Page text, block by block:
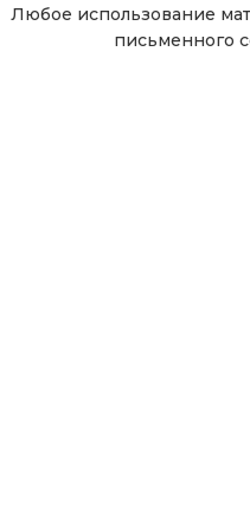
Любое использование
письменного